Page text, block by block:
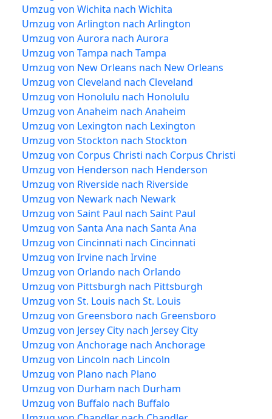
Umzug von Wichita nach Wichita
Umzug von Arlington nach Arlington
Umzug von Aurora nach Aurora
Umzug von Tampa nach Tampa
Umzug von New Orleans nach New Orleans
Umzug von Cleveland nach Cleveland
Umzug von Honolulu nach Honolulu
Umzug von Anaheim nach Anaheim
Umzug von Lexington nach Lexington
Umzug von Stockton nach Stockton
Umzug von Corpus Christi nach Corpus Christi
Umzug von Henderson nach Henderson
Umzug von Riverside nach Riverside
Umzug von Newark nach Newark
Umzug von Saint Paul nach Saint Paul
Umzug von Santa Ana nach Santa Ana
Umzug von Cincinnati nach Cincinnati
Umzug von Irvine nach Irvine
Umzug von Orlando nach Orlando
Umzug von Pittsburgh nach Pittsburgh
Umzug von St. Louis nach St. Louis
Umzug von Greensboro nach Greensboro
Umzug von Jersey City nach Jersey City
Umzug von Anchorage nach Anchorage
Umzug von Lincoln nach Lincoln
Umzug von Plano nach Plano
Umzug von Durham nach Durham
Umzug von Buffalo nach Buffalo